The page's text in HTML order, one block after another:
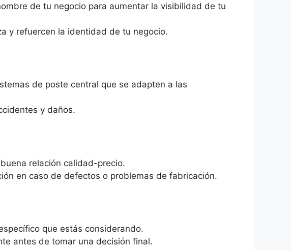
de tu negocio para aumentar la visibilidad de tu
y refuercen la identidad de tu negocio.
de poste central que se adapten a las
y daños.
relación calidad-precio.
en caso de defectos o problemas de fabricación.
que estás considerando.
antes de tomar una decisión final.